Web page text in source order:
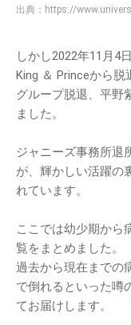
出典： https://
しかし2022年11月4
King ＆ Princeから
グループ脱退、平野
ました。
ジャニーズ事務所退
が、輝かしい活躍の
れています。
ここでは幼少期から
覧をまとめました。
過去から現在までの
で倒れるといった噂
てお届けします。